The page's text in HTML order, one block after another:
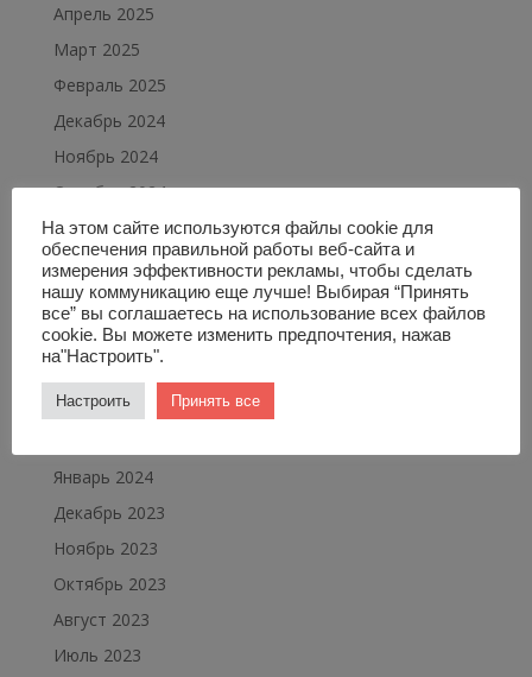
Апрель 2025
Март 2025
Февраль 2025
Декабрь 2024
Ноябрь 2024
Октябрь 2024
Сентябрь 2024
Август 2024
Июль 2024
Май 2024
Апрель 2024
Март 2024
Январь 2024
Декабрь 2023
Ноябрь 2023
Октябрь 2023
Август 2023
Июль 2023
На этом сайте используются файлы cookie для
обеспечения правильной работы веб-сайта и
измерения эффективности рекламы, чтобы сделать
нашу коммуникацию еще лучше! Выбирая “Принять
все” вы соглашаетесь на использование всех файлов
cookie. Вы можете изменить предпочтения, нажав
на"Настроить".
Настроить Принять все